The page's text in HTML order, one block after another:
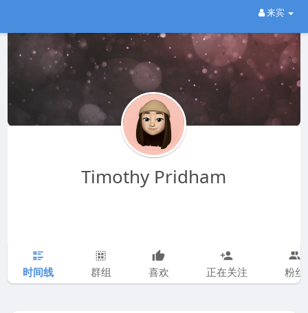
来宾
Timothy Pridham
时间线 群组 喜欢 正在关注 粉丝